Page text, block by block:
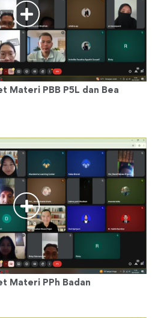
Materi PBB P5L dan Bea
Materi PPh Badan